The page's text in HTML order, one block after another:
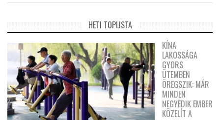
HETI TOPLISTA
KÍNA
LAKOSSÁGA
GYORS
ÜTEMBEN
ÖREGSZIK: MÁR
MINDEN
NEGYEDIK EMBER
KÖZELÍT A